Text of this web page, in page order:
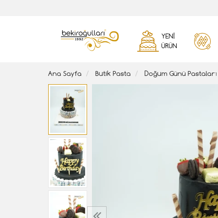
YENI
ÜRÜN
Ana Sayfa Butik Pasta Doğum Günü Pastaları